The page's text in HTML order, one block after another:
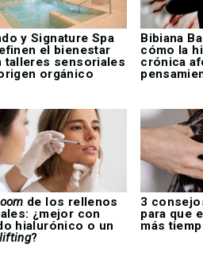
y Signature Spa
el bienestar
talleres sensoriales
orgánico
Bibiana
cómo la
crónica
de los rellenos
¿mejor con
hialurónico o un
?
3
para que
más